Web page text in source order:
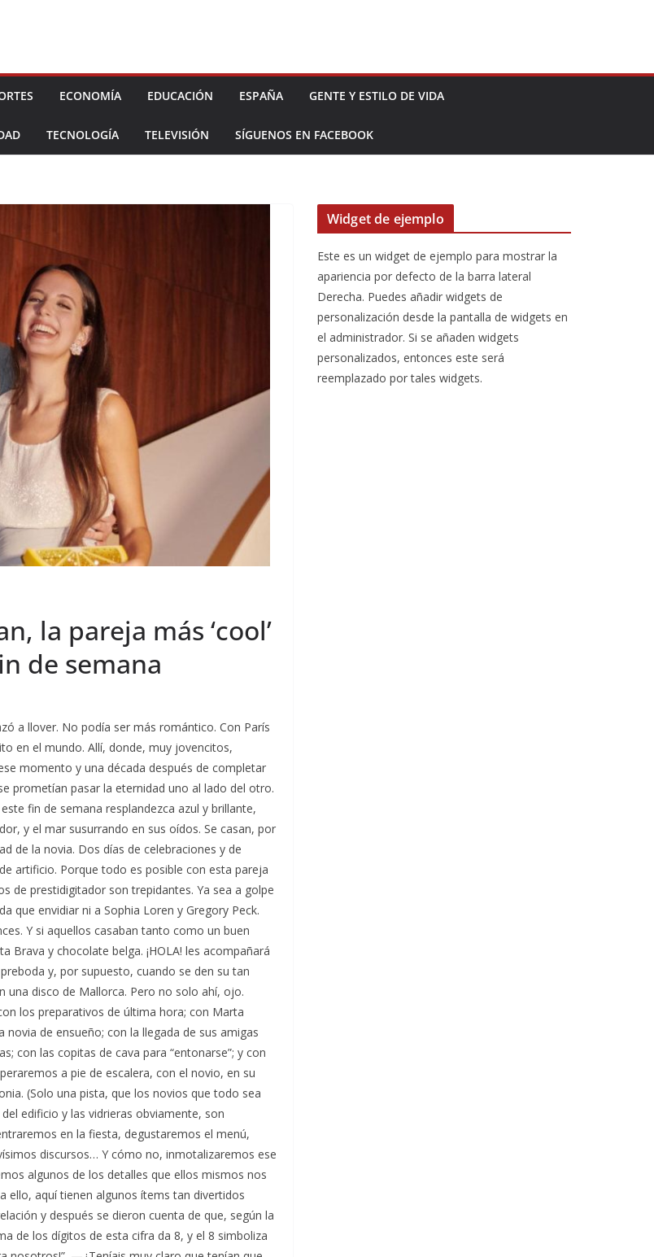
ECONOMÍA EDUCACIÓN ESPAÑA GENTE Y ESTILO DE VIDA
TECNOLOGÍA TELEVISIÓN SÍGUENOS EN FACEBOOK
la pareja más ‘cool’
de semana
dificultades de ser de diferentes países, no hay muchas ocasiones en que toda la familia se pueda juntar. —Durante la boda, ¿podréis resistiros a no coger la cámara y haceros mil millones de fotos?—Tom ha mencionado muchas veces que no podrá aguantarse sin hacer una foto o vídeo él mismo. Yo le intento convencer que se relaje y se olvide de todo, pero creo que al final alguna sí que haremos. Al final, también es bonito como recuerdo ver nuestra boda desde nuestro punto de vista: cómo nos veíamos el uno al otro. —Tú tienes una figura envidiable… No sé si en el menú habrá chocolate belga… Instantes después de que Tom la pidiera en matrimonio, comenzó a llover. No podía ser más romántico. Con París antes sus ojos y ellos, abrazados. Habían vuelto a su lugar favorito en el mundo. Allí, donde, muy jovencitos, comenzaron su vida juntos y donde ahora, hace casi un año de ese momento y una década después de completar sus estudios con un Máster de Fashion & Luxury Management, se prometían pasar la eternidad uno al lado del otro. Marta Sierra y Tom Peuteman miran hoy al cielo esperando que este fin de semana resplandezca azul y brillante, con un sol casi cegador a poder ser. Y muchas flores a su alrededor, y el mar susurrando en sus oídos. Se casan, por fin. A la orilla del Mediterráneo. Con Barcelona a sus pies, la ciudad de la novia. Dos días de celebraciones y de sorpresas. De magia y de moda. De estilo, de color y de fuegos de artificio. Porque todo es posible con esta pareja que, como en “Arabesco” de Stanley Donen, la acción y los juegos de prestidigitador son trepidantes. Ya sea a golpe de tacón o de vuelo de 360 grados de coleta. Y no. No tienen nada que envidiar ni a Sophia Loren y Gregory Peck. Son su versión 5.0, pero con el mismo “charme” clásico de entonces. Y si aquellos casaban tanto como un buen plato de pasta con “meatballs”. Ellos son un mix perfecto de Costa Brava y chocolate belga. ¡HOLA! les acompañará en sus dos grandes días. Jueves y viernes. Estará con ellos en su preboda y, por supuesto, cuando se den su tan ansiado “Sí, quiero”, doce años después de cruzar sus miradas en una disco de Mallorca. Pero no solo ahí, ojo. También estaremos durante los momentos de nervios previos, con los preparativos de última hora; con Marta cuando comience con su ritual de belleza para convertirse en una novia de ensueño; con la llegada de sus amigas que la acompañarán durante esas horas de risas y de confidencias; con las copitas de cava para “entonarse”; y con el maquillaje, la peluquería, la abotonadura de su vestido… La esperaremos a pie de escalera, con el novio, en su llegada a ese especialísimo enclave donde tendrá lugar la ceremonia. (Solo una pista, que los novios que todo sea una sorpresa incluso para los viandantes: Gaudí firmó los planos del edificio y las vidrieras obviamente, son modernistas y Patrimonio de la Humanidad). Por supuesto que entraremos en la fiesta, degustaremos el menú, daremos buena cuenta de los bouquets de mesa y de los emotivísimos discursos… Y cómo no, inmotalizaremos ese primer baile de casados. Pero antes… ¿Qué les parece si recordemos algunos de los detalles que ellos mismos nos dieron en las páginas de nuestra revista para abrir boca? Vamos a ello, aquí tienen algunos ítems tan divertidos como que, sin hacerlo aposta, eligieron 2024 para solidificar su relación y después se dieron cuenta de que, según la astrología china, “es el año más afortunado para casarse. La suma de los dígitos de esta cifra da 8, y el 8 simboliza el amor eterno entre marido y mujer. Así que ¡un punto extra para nosotros!”. —¿Teníais muy claro que tenían que ser Barcelona y junio las coordenadas para vuestra boda o barajábais opciones?—No, no lo teníamos nada claro al principio. Pasamos por varias opciones ya que nuestras familias están en diferentes países. Barajamos como posibilidades Bélgica, Francia y Barcelona, pero al final nos decantamos por Barcelona. —¿Estáis diseñando la boda que soñábais? ¿Es la boda que querías desde pequeña, Marta?—Sí, es exactamente tal y como la había soñado siempre. Tanto la decoración como el lugar, como el catering (se me hace la boca agua sólo de pensarlo…), pero especialmente ¡mi futuro marido! Que es lo más importante. —El vestido ¿también es un sueño hecho realidad? —Ay, estoy ta
Widget de ejemplo
Este es un widget de ejemplo para mostrar la
apariencia por defecto de la barra lateral
Derecha. Puedes añadir widgets de
personalización desde la pantalla de widgets en
el administrador. Si se añaden widgets
personalizados, entonces este será
reemplazado por tales widgets.